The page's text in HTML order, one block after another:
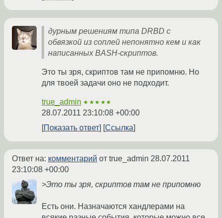
дурным решениям типа DRBD с
обвязкой из соплей непонятно кем и как
написанных BASH-скриптов.
Это ты зря, скриптов там не припомню. Но
для твоей задачи оно не подходит.
true_admin ★★★★★
28.07.2011 23:10:08 +00:00
Показать ответ
Ссылка
Ответ на: комментарий от true_admin 28.07.2011
23:10:08 +00:00
>Это ты зря, скриптов там не припомню
Есть они. Назначаются хандлерами на